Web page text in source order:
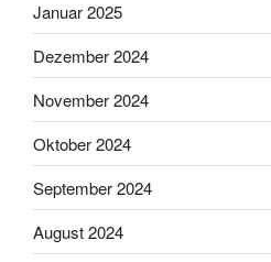
Januar 2025
Dezember 2024
November 2024
Oktober 2024
September 2024
August 2024